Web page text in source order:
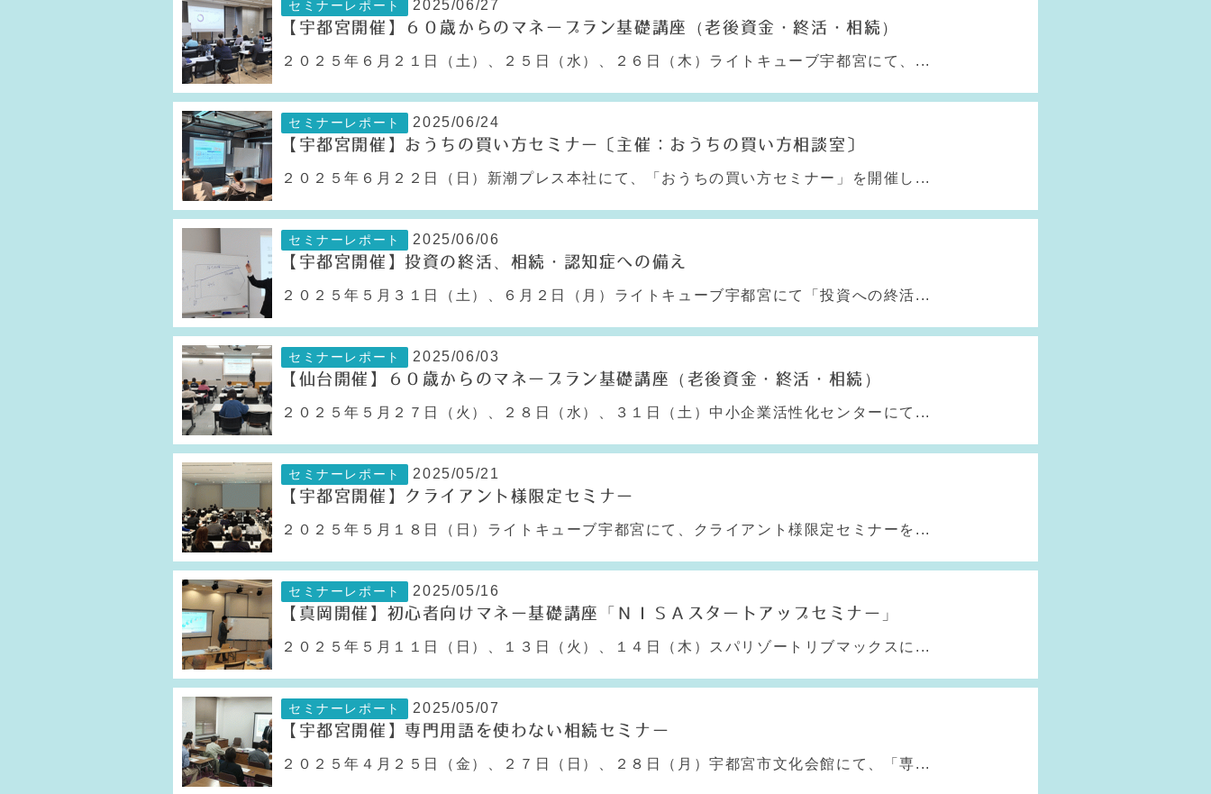
セミナーレポート 2025/06/27
【宇都宮開催】６０歳からのマネープラン基礎講座（老後資金・終活・相続）
２０２５年６月２１日（土）、２５日（水）、２６日（木）ライトキューブ宇都宮にて、...
セミナーレポート 2025/06/24
【宇都宮開催】おうちの買い方セミナー〔主催：おうちの買い方相談室〕
２０２５年６月２２日（日）新潮プレス本社にて、「おうちの買い方セミナー」を開催し...
セミナーレポート 2025/06/06
【宇都宮開催】投資の終活、相続・認知症への備え
２０２５年５月３１日（土）、６月２日（月）ライトキューブ宇都宮にて「投資への終活...
セミナーレポート 2025/06/03
【仙台開催】６０歳からのマネープラン基礎講座（老後資金・終活・相続）
２０２５年５月２７日（火）、２８日（水）、３１日（土）中小企業活性化センターにて...
セミナーレポート 2025/05/21
【宇都宮開催】クライアント様限定セミナー
２０２５年５月１８日（日）ライトキューブ宇都宮にて、クライアント様限定セミナーを...
セミナーレポート 2025/05/16
【真岡開催】初心者向けマネー基礎講座「ＮＩＳＡスタートアップセミナー」
２０２５年５月１１日（日）、１３日（火）、１４日（木）スパリゾートリブマックスに...
セミナーレポート 2025/05/07
【宇都宮開催】専門用語を使わない相続セミナー
２０２５年４月２５日（金）、２７日（日）、２８日（月）宇都宮市文化会館にて、「専...